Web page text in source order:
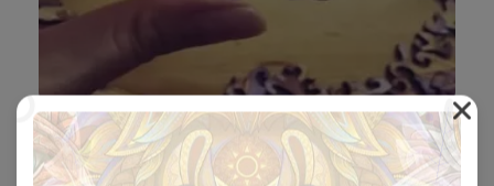
Hver Brik er Unik 🧩
Hver træpuslespilsbrik har sin egen unikke form og vil